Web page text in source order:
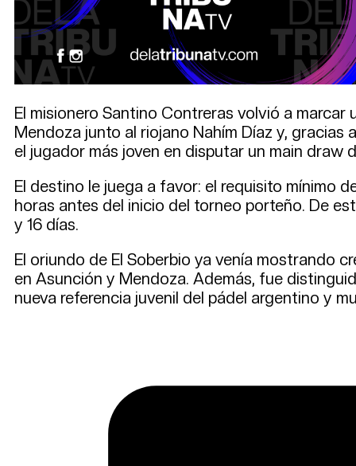
El misionero Santino Contreras volvió a marcar
Mendoza junto al riojano Nahím Díaz y, gracias
el jugador más joven en disputar un main draw
El destino le juega a favor: el requisito mínimo
horas antes del inicio del torneo porteño. De
y 16 días.
El oriundo de El Soberbio ya venía mostrando
en Asunción y Mendoza. Además, fue
nueva referencia juvenil del pádel argentino y